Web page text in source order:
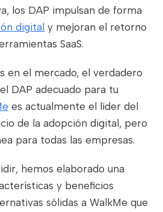
los DAP impulsan de forma
digital y mejoran el retorno
SaaS.
en el mercado, el verdadero
DAP adecuado para tu
es actualmente el líder del
de la adopción digital, pero
para todas las empresas.
hemos elaborado una
y beneficios
sólidas a WalkMe que